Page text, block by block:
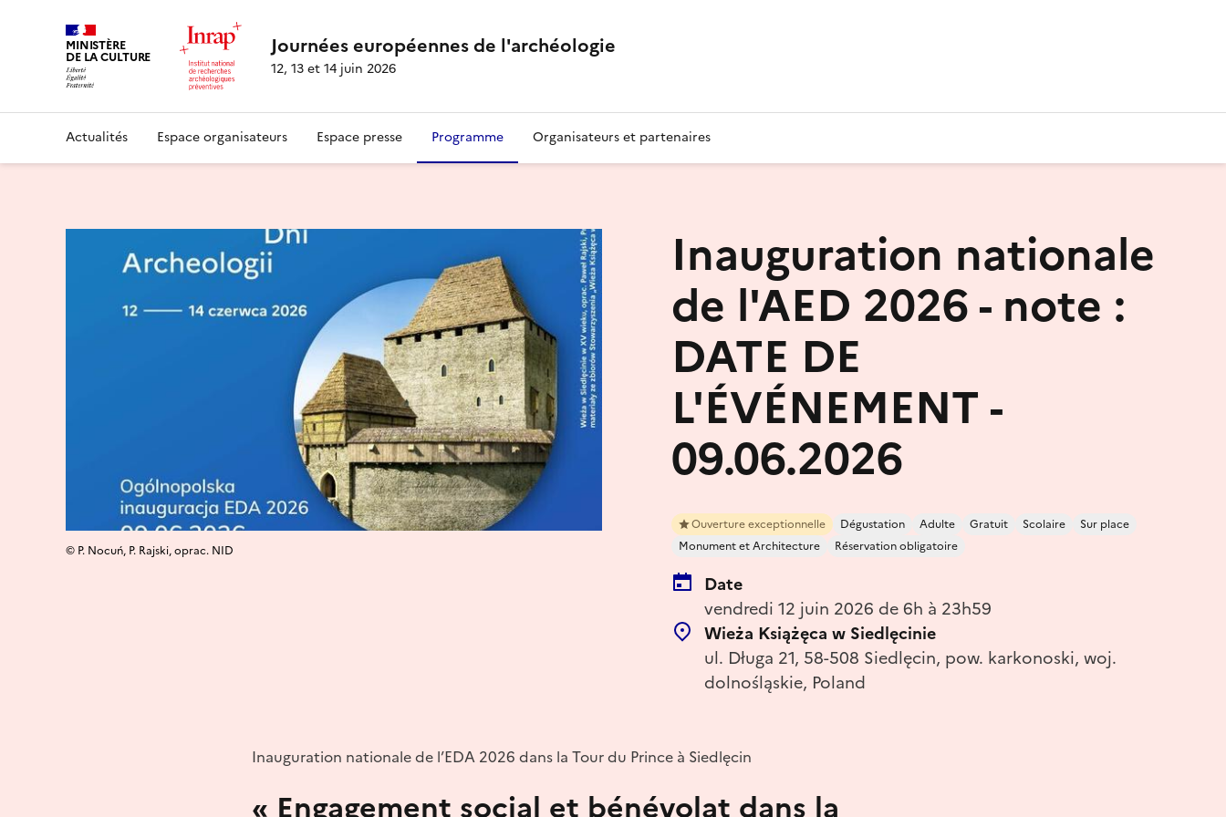
MINISTÈRE
DE LA CULTURE Journées européennes de l'archéologie
12, 13 et 14 juin 2026
Actualités Espace organisateurs Espace presse Programme Organisateurs et partenaires
Inauguration nationale
de l'AED 2026 - note :
DATE DE
L'ÉVÉNEMENT -
09.06.2026
Ouverture exceptionnelle Dégustation Adulte Gratuit Scolaire
Sur place
Monument et Architecture
Réservation obligatoire
Date
vendredi 12 juin 2026 de 6h à 23h59
Wieża Książęca w Siedlęcinie
ul. Długa 21, 58-508 Siedlęcin, pow. karkonoski, woj.
dolnośląskie, Poland
© P. Nocuń, P. Rajski, oprac. NID
Inauguration nationale de l’EDA 2026 dans la Tour du Prince à Siedlęcin
« Engagement social et bénévolat dans la